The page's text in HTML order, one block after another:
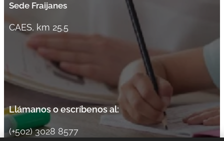
Sede Fraijanes
CAES, km 25.5
Llámanos o escríbenos al:
(+502) 3028 8577